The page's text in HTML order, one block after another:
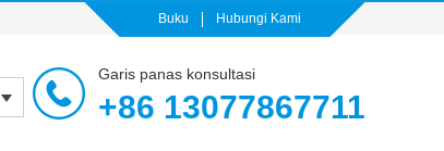
Buku Hubungi Kami
Garis panas konsultasi
+86 13077867711